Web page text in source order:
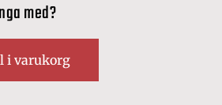
med?
i varukorg